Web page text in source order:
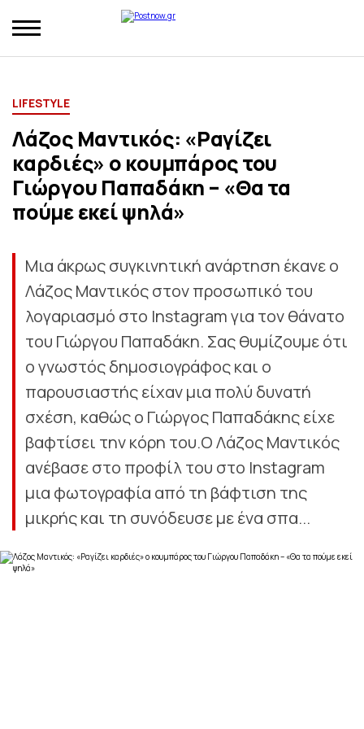
LIFESTYLE
Λάζος Μαντικός: «Ραγίζει
καρδιές» ο κουμπάρος του
Γιώργου Παπαδάκη – «Θα τα
πούμε εκεί ψηλά»
Μια άκρως συγκινητική ανάρτηση έκανε ο
Λάζος Μαντικός στον προσωπικό του
λογαριασμό στο Instagram για τον θάνατο
του Γιώργου Παπαδάκη. Σας θυμίζουμε ότι
ο γνωστός δημοσιογράφος και ο
παρουσιαστής είχαν μια πολύ δυνατή
σχέση, καθώς ο Γιώργος Παπαδάκης είχε
βαφτίσει την κόρη του.Ο Λάζος Μαντικός
ανέβασε στο προφίλ του στο Instagram
μια φωτογραφία από τη βάφτιση της
μικρής και τη συνόδευσε με ένα σπα...